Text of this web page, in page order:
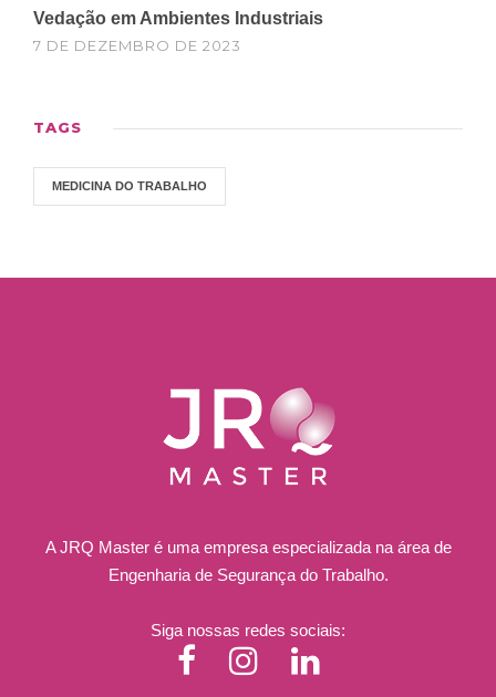
Vedação em Ambientes Industriais
7 DE DEZEMBRO DE 2023
TAGS
MEDICINA DO TRABALHO
A JRQ Master é uma empresa especializada na área de
Engenharia de Segurança do Trabalho.
Siga nossas redes sociais: